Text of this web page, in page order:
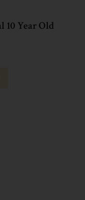
10 Year Old